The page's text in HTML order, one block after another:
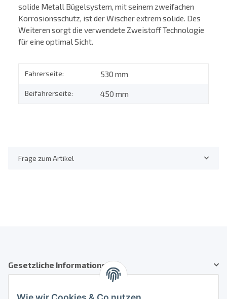
solide Metall Bügelsystem, mit seinem zweifachen
Korrosionsschutz, ist der Wischer extrem solide. Des
Weiteren sorgt die verwendete Zweistoff Technologie
für eine optimal Sicht.
Fahrerseite: 530 mm
Beifahrerseite: 450 mm
Frage zum Artikel
Gesetzliche Informationen